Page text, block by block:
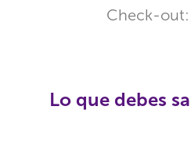
Check-out:
Lo que debes